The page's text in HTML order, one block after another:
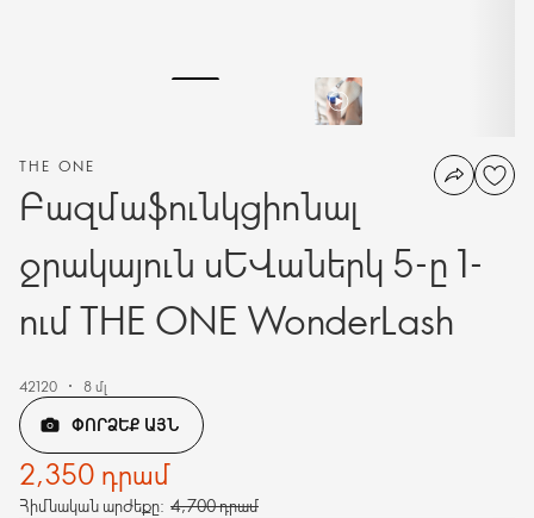
THE ONE
Բազմաֆունկցիոնալ
ջրակայուն սևաներկ 5-ը 1-
ում THE ONE WonderLash
42120 8 մլ
ՓՈՐՁԵՔ ԱՅՆ
2,350 դրամ
Հիմնական արժեքը: 4,700 դրամ